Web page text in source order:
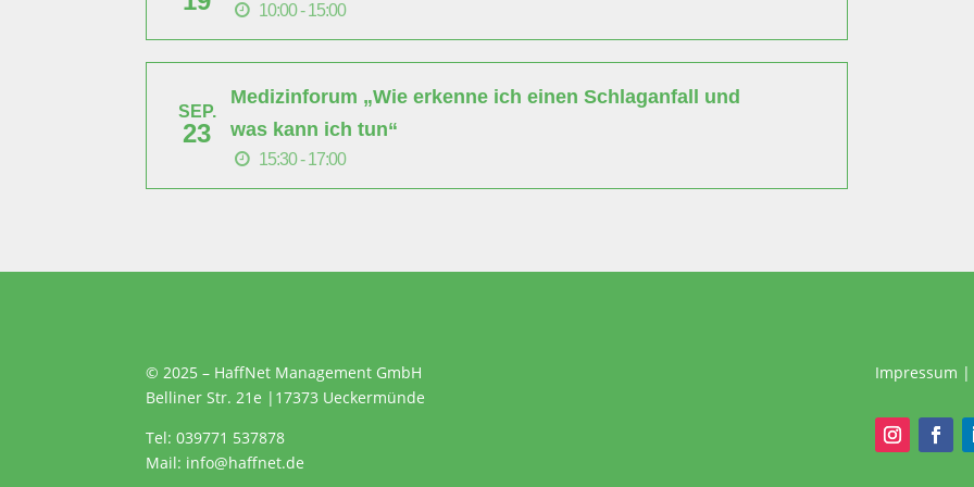
10:00 - 15:00
SEP.
23
Medizinforum „Wie erkenne ich einen Schlaganfall und
was kann ich tun“
15:30 - 17:00
© 2025 – HaffNet Management GmbH
Belliner Str. 21e | 17373 Ueckermünde
Tel:039771 537878
Mail: info@haffnet.de
Impressum |